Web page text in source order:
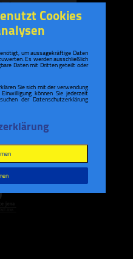
Cookies
um aussagekräftige Daten
Es werden ausschließlich
Daten mit Dritten geteilt oder
Sie sich mit der verwendung
können Sie jederzeit
der Datenschutzerklärung